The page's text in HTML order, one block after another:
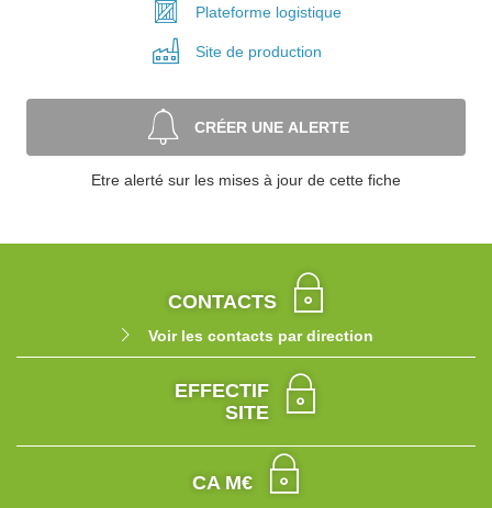
Plateforme logistique
Site de production
CRÉER UNE ALERTE
Etre alerté sur les mises à jour de cette fiche
CONTACTS
Voir les contacts par direction
EFFECTIF
SITE
CA M€